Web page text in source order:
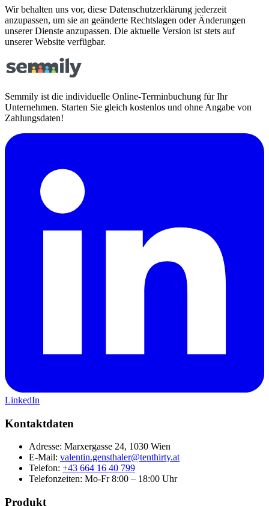
Wir behalten uns vor, diese Datenschutzerklärung jederzeit
anzupassen, um sie an geänderte Rechtslagen oder Änderungen
unserer Dienste anzupassen. Die aktuelle Version ist stets auf
unserer Website verfügbar.
Semmily ist die individuelle Online-Terminbuchung für Ihr
Unternehmen. Starten Sie gleich kostenlos und ohne Angabe von
Zahlungsdaten!
LinkedIn
Kontaktdaten
Adresse: Marxergasse 24, 1030 Wien
E-Mail: valentin.gensthaler@tenthirty.at
Telefon: +43 664 16 40 799
Telefonzeiten: Mo-Fr 8:00 – 18:00 Uhr
Produkt